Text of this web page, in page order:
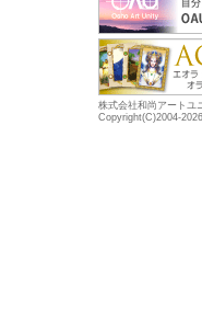
株式会社和尚アート
Copyright(C)2004-